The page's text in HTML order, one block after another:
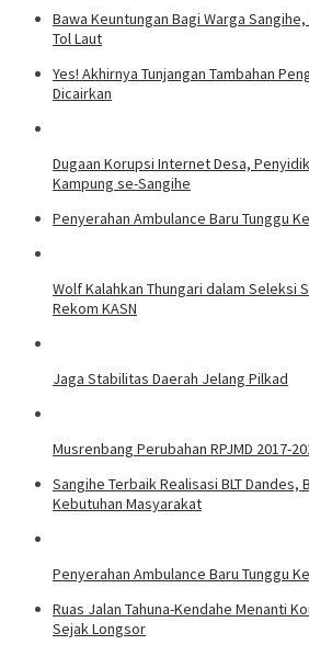
Bawa Keuntungan Bagi Warga
Tol Laut
Yes! Akhirnya Tunjangan Tambahan
Dicairkan
Dugaan Korupsi Internet Desa,
Kampung se-Sangihe
Penyerahan Ambulance Baru Tunggu
Wolf Kalahkan Thungari dalam Seleksi
Rekom KASN
Jaga Stabilitas Daerah Jelang Pilkad
Musrenbang Perubahan RPJMD 2017-
Sangihe Terbaik Realisasi BLT
Kebutuhan Masyarakat
Penyerahan Ambulance Baru Tunggu
Ruas Jalan Tahuna-Kendahe Menanti
Sejak Longsor